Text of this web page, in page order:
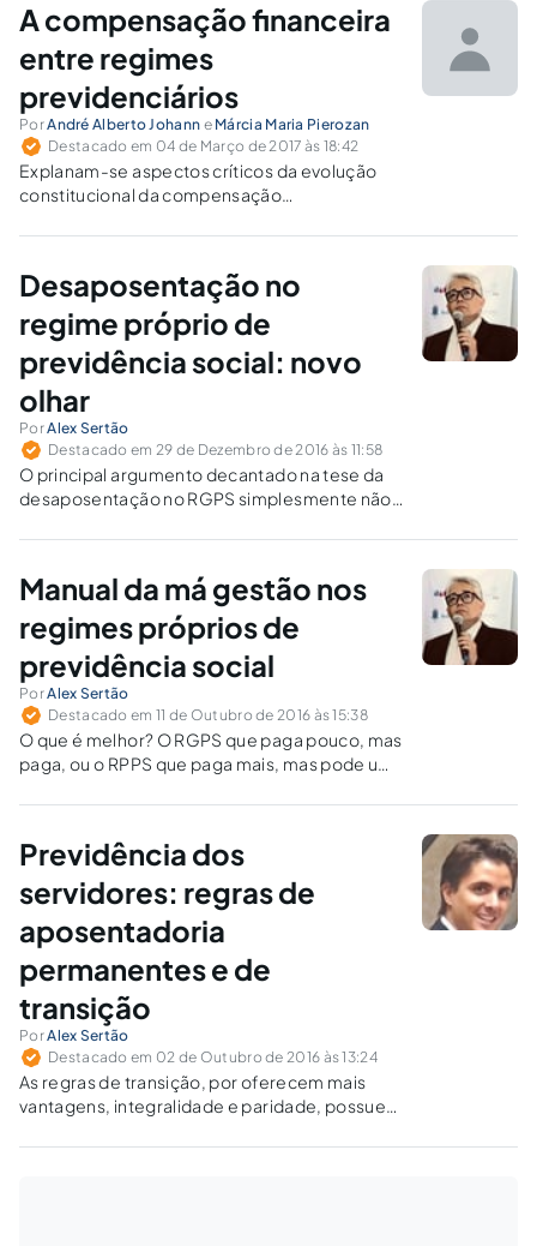
A compensação financeira
entre regimes
previdenciários
PorAndré Alberto Johann e Márcia Maria Pierozan
Destacado em 04 de Março de 2017 às 18:42
Explanam-se aspectos críticos da evolução
constitucional da compensação
Compensação Previdenciária.
Desaposentação no
regime próprio de
previdência social: novo
olhar
PorAlex Sertão
Destacado em 29 de Dezembro de 2016 às 11:58
O principal argumento decantado na tese da
desaposentação no RGPS simplesmente não
Manual da má gestão nos
regimes próprios de
previdência social
PorAlex Sertão
Destacado em 11 de Outubro de 2016 às 15:38
O que é melhor? O RGPS que paga pouco, mas
paga, ou o RPPS que paga mais, mas pode um
riscos você estará submetido ao optar pelo
Previdência dos
servidores: regras de
aposentadoria
permanentes e de
transição
PorAlex Sertão
Destacado em 02 de Outubro de 2016 às 13:24
As regras de transição, por oferecem mais
vantagens, integralidade e paridade, possuem
serem implementados.